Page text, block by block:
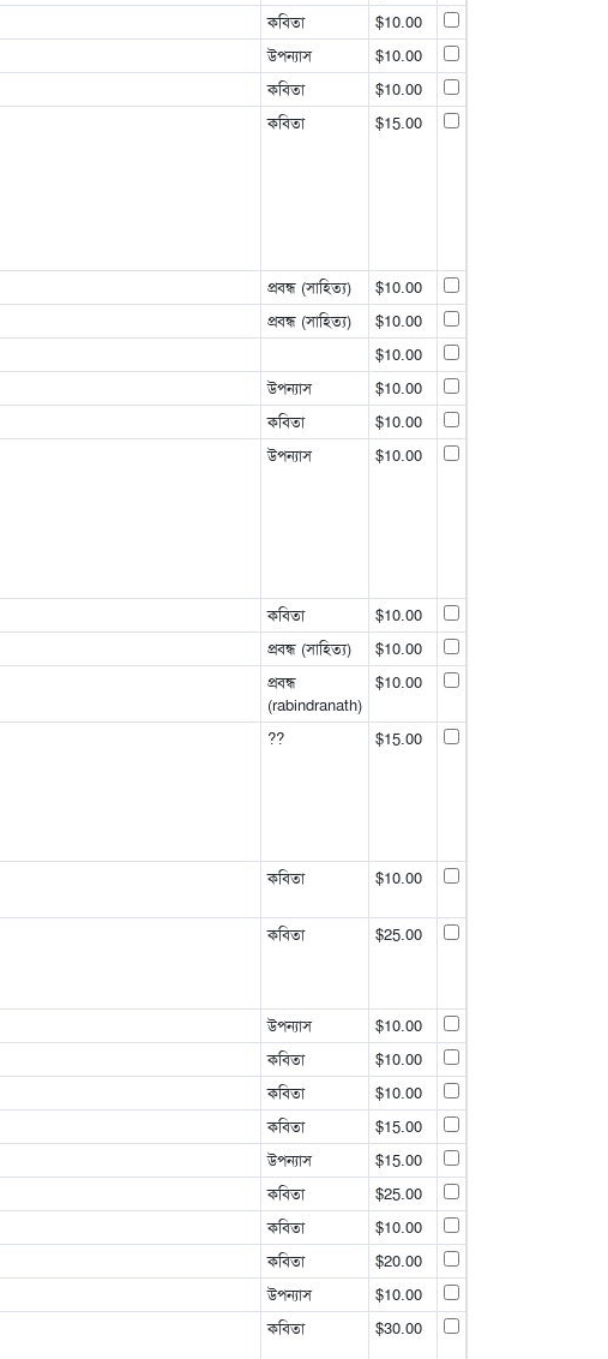
কবিতা
$10.00
উপন্যাস
$10.00
কবিতা
$10.00
কবিতা $15.00
প্রবন্ধ (সাহিত্য)
$10.00
প্রবন্ধ (সাহিত্য)
$10.00
$10.00
উপন্যাস
$10.00
কবিতা
$10.00
উপন্যাস $10.00
কবিতা
$10.00
প্রবন্ধ (সাহিত্য)
$10.00
প্রবন্ধ
(rabindranath)
$10.00
?? $15.00
কবিতা $10.00
কবিতা $25.00
উপন্যাস
$10.00
কবিতা
$10.00
কবিতা
$10.00
কবিতা
$15.00
উপন্যাস
$15.00
কবিতা
$25.00
কবিতা
$10.00
কবিতা
$20.00
উপন্যাস
$10.00
কবিতা $30.00